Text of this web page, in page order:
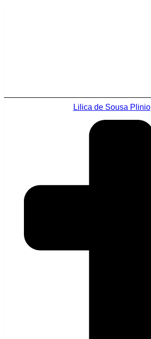
Lilica de Sousa Plinio